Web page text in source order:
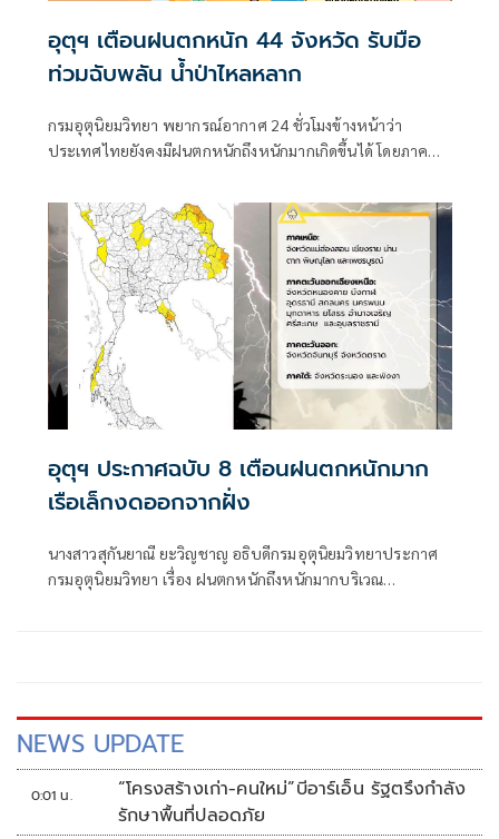
อุตุฯ เตือนฝนตกหนัก 44 จังหวัด รับมือ
ท่วมฉับพลัน น้ำป่าไหลหลาก
กรมอุตุนิยมวิทยา พยากรณ์อากาศ 24 ชั่วโมงข้างหน้าว่า
ประเทศไทยยังคงมีฝนตกหนักถึงหนักมากเกิดขึ้นได้ โดยภาค
บางแห่ง
อุตุฯ ประกาศฉบับ 8 เตือนฝนตกหนักมาก
เรือเล็กงดออกจากฝั่ง
นางสาวสุกันยาณี ยะวิญชาญ อธิบดีกรมอุตุนิยมวิทยาประกาศ
กรมอุตุนิยมวิทยา เรื่อง ฝนตกหนักถึงหนักมากบริเวณ
NEWS UPDATE
0:01 น.
“โครงสร้างเก่า-คนใหม่”บีอาร์เอ็น รัฐตรึงกำลัง
รักษาพื้นที่ปลอดภัย